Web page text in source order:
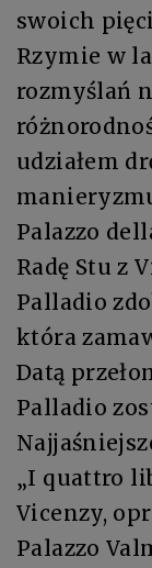
swoich
Rzymie w
rozmyślań
udziałem
Palazzo
Radę Stu z
Palladio
która
Datą
Palladio
„I quattro
Vicenzy,
Palazzo